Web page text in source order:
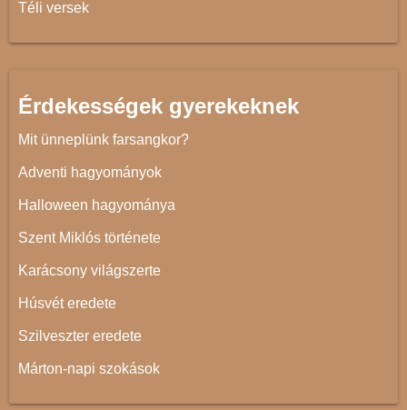
Téli versek
Érdekességek gyerekeknek
Mit ünneplünk farsangkor?
Adventi hagyományok
Halloween hagyománya
Szent Miklós története
Karácsony világszerte
Húsvét eredete
Szilveszter eredete
Márton-napi szokások